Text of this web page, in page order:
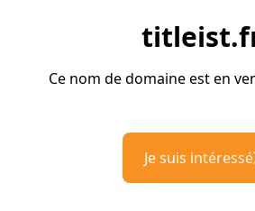
Ce nom de domaine est en
Je suis intéressé